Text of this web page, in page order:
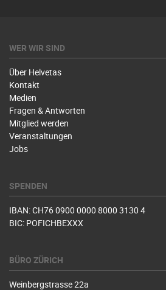
WER WIR SIND
Über Helvetas
Kontakt
Medien
Fragen & Antworten
Mitglied werden
Veranstaltungen
Jobs
SPENDEN
IBAN: CH76 0900 0000 8000 3130 4
BIC: POFICHBEXXX
BÜRO ZÜRICH
Weinbergstrasse 22a